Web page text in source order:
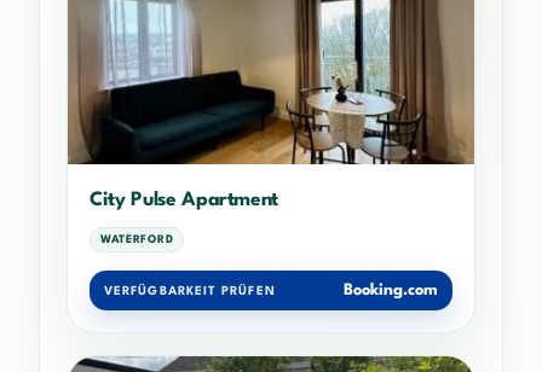
City Pulse Apartment
WATERFORD
VERFÜGBARKEIT PRÜFEN Booking.com